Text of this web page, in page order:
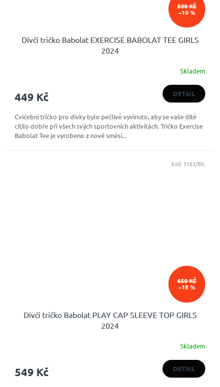
500 KČ
–10 %
Dívčí tričko Babolat EXERCISE BABOLAT TEE GIRLS
2024
Skladem
449 Kč DETAIL
Cvičební tričko pro dívky bylo pečlivě vyvinuto, aby se vaše dítě
cítilo dobře při všech svých sportovních aktivitách. Tričko Exercise
Babolat Tee je vyrobeno z nové směsi...
650 KČ
–15 %
Dívčí tričko Babolat PLAY CAP SLEEVE TOP GIRLS
2024
Skladem
549 Kč DETAIL
Kód: 5163/BIL